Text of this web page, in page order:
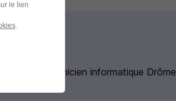
Emploi Technicien informatique Drôme
le lien
.